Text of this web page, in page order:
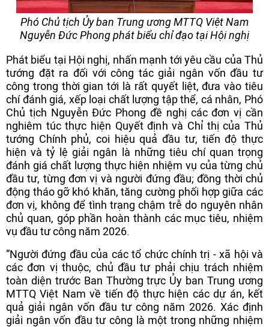
Phó Chủ tịch Ủy ban Trung ương MTTQ Việt Nam
Nguyễn Đức Phong phát biểu chỉ đạo tại Hội nghị
Phát biểu tại Hội nghị, nhấn mạnh tới yêu cầu của Thủ
tướng đặt ra đối với công tác giải ngân vốn đầu tư
công trong thời gian tới là rất quyết liệt, đưa vào tiêu
chí đánh giá, xếp loại chất lượng tập thể, cá nhân, Phó
Chủ tịch Nguyễn Đức Phong đề nghị các đơn vị cần
nghiêm túc thực hiện Quyết định và Chỉ thị của Thủ
tướng Chính phủ, coi hiệu quả đầu tư, tiến độ thực
hiện và tỷ lệ giải ngân là những tiêu chí quan trọng
đánh giá chất lượng thực hiện nhiệm vụ của từng chủ
đầu tư, từng đơn vị và người đứng đầu; đồng thời chủ
động tháo gỡ khó khăn, tăng cường phối hợp giữa các
đơn vị, không để tình trạng chậm trễ do nguyên nhân
chủ quan, góp phần hoàn thành các mục tiêu, nhiệm
vụ đầu tư công năm 2026.
“Người đứng đầu của các tổ chức chính trị - xã hội và
các đơn vị thuộc, chủ đầu tư phải chịu trách nhiệm
toàn diện trước Ban Thường trực Ủy ban Trung ương
MTTQ Việt Nam về tiến độ thực hiện các dự án, kết
quả giải ngân vốn đầu tư công năm 2026. Xác định
giải ngân vốn đầu tư công là một trong những nhiệm